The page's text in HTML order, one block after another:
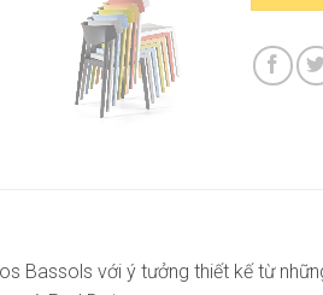
Bassols với ý tưởng thiết kế từ